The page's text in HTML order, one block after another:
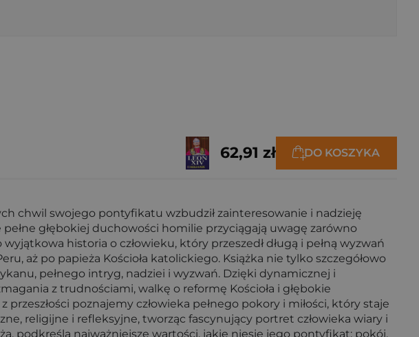
62,91 zł DO KOSZYKA
chwil swojego pontyfikatu wzbudził zainteresowanie i nadzieję
głębokiej duchowości homilie przyciągają uwagę zarówno
historia o człowieku, który przeszedł długą i pełną wyzwań
aż po papieża Kościoła katolickiego. Książka nie tylko szczegółowo
pełnego intryg, nadziei i wyzwań. Dzięki dynamicznej i
z trudnościami, walkę o reformę Kościoła i głębokie
poznajemy człowieka pełnego pokory i miłości, który staje
religijne i refleksyjne, tworząc fascynujący portret człowieka wiary i
podkreśla najważniejsze wartości, jakie niesie jego pontyfikat: pokój,